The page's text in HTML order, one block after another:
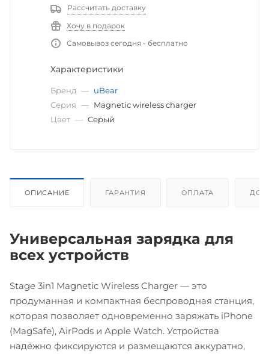
Рассчитать доставку
Хочу в подарок
Самовывоз сегодня - бесплатно
Характеристики
Бренд — uBear
Серия — Magnetic wireless charger
Цвет — Серый
ОПИСАНИЕ ГАРАНТИЯ ОПЛАТА
Универсальная зарядка для
всех устройств
Stage 3in1 Magnetic Wireless Charger — это
продуманная и компактная беспроводная станция,
которая позволяет одновременно заряжать iPhone
(MagSafe), AirPods и Apple Watch. Устройства
надёжно фиксируются и размещаются аккуратно,